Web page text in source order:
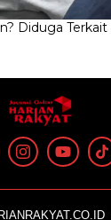
Diduga